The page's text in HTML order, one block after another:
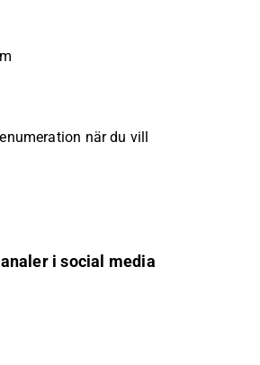
när du vill
i social media